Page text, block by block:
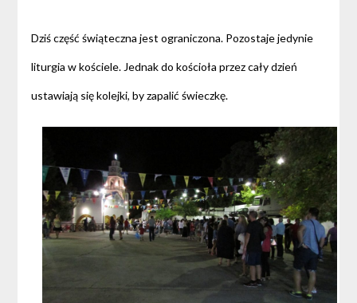
Dziś część świąteczna jest ograniczona. Pozostaje jedynie
liturgia w kościele. Jednak do kościoła przez cały dzień
ustawiają się kolejki, by zapalić świeczkę.